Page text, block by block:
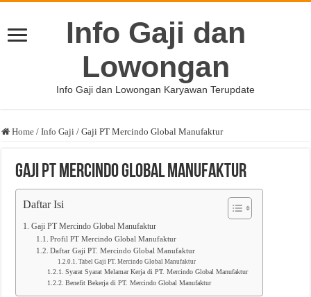
Info Gaji dan
Lowongan
Info Gaji dan Lowongan Karyawan Terupdate
Home / Info Gaji / Gaji PT Mercindo Global Manufaktur
Gaji PT Mercindo Global Manufaktur
Daftar Isi
Gaji PT Mercindo Global Manufaktur
Profil PT Mercindo Global Manufaktur
Daftar Gaji PT. Mercindo Global Manufaktur
Tabel Gaji PT. Mercindo Global Manufaktur
Syarat Syarat Melamar Kerja di PT. Mercindo Global Manufaktur
Benefit Bekerja di PT. Mercindo Global Manufaktur